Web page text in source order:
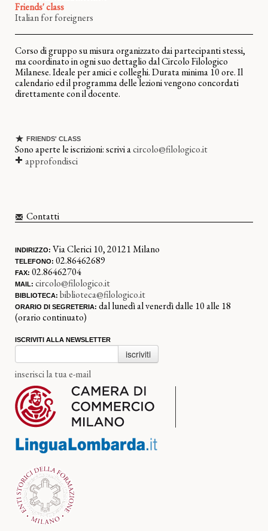
Friends' class
Italian for foreigners
Corso di gruppo su misura organizzato dai partecipanti stessi,
ma coordinato in ogni suo dettaglio dal Circolo Filologico
Milanese. Ideale per amici e colleghi. Durata minima 10 ore. Il
calendario ed il programma delle lezioni vengono concordati
direttamente con il docente.
FRIENDS' CLASS
Sono aperte le iscrizioni: scrivi acircolo@filologico.it
approfondisci
Contatti
INDIRIZZO: Via Clerici 10, 20121 Milano
TELEFONO: 02.86462689
FAX: 02.86462704
MAIL: circolo@filologico.it
BIBLIOTECA: biblioteca@filologico.it
ORARIO DI SEGRETERIA: dal lunedì al venerdì dalle 10 alle 18
(orario continuato)
ISCRIVITI ALLA NEWSLETTER
iscriviti
inserisci la tua e-mail